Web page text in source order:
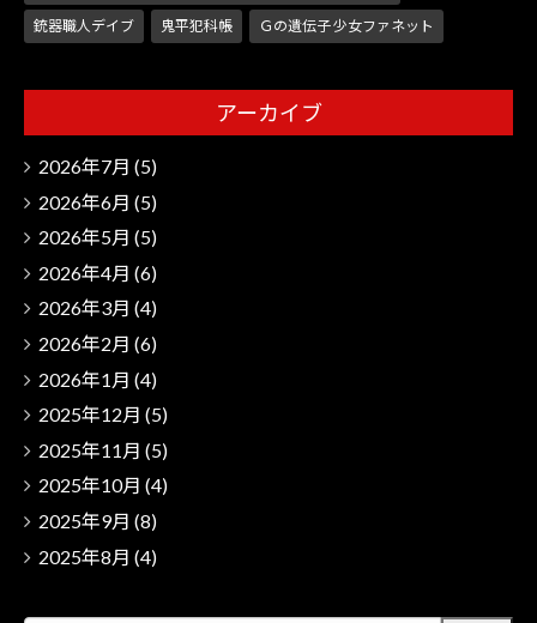
銃器職人デイブ 鬼平犯科帳 Ｇの遺伝子 少女ファネット
アーカイブ
2026年7月 (5)
2026年6月 (5)
2026年5月 (5)
2026年4月 (6)
2026年3月 (4)
2026年2月 (6)
2026年1月 (4)
2025年12月 (5)
2025年11月 (5)
2025年10月 (4)
2025年9月 (8)
2025年8月 (4)